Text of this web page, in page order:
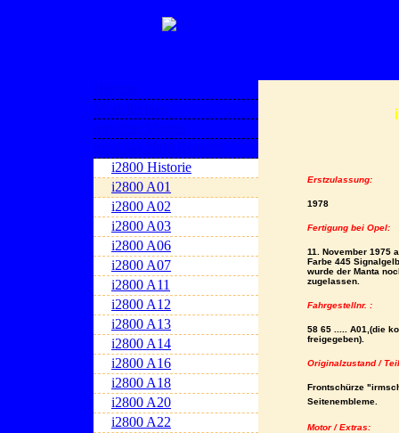
i2800 Historie
i2800 A01
i2800 A02
i2800 A03
i2800 A06
i2800 A07
i2800 A11
i2800 A12
i2800 A13
i2800 A14
i2800 A16
i2800 A18
i2800 A20
i2800 A22
Erstzulassung:
1978
Fertigung bei Opel:
11. November 1975
Farbe 445
wurde der Manta
zugelassen.
Fahrgestellnr. :
58 65 ..... A01, (die
freigegeben).
Originalzustand /
Frontschürze
Seitenembleme.
Motor / Extras: